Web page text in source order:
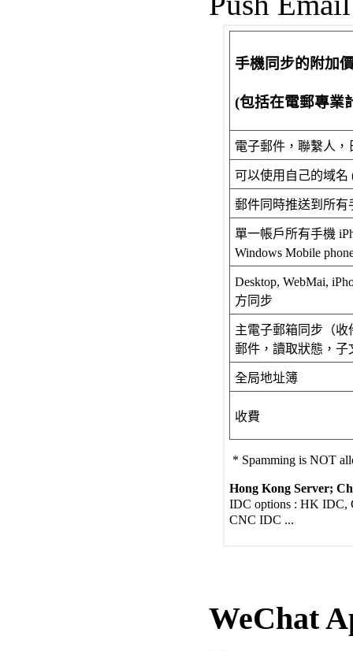
手機同步的附加
(包括在電郵專業
電子郵件，聯繫人，
可以使用自己的域名
郵件同時推送到 所有
單一帳戶所有手機
Windows Mobile
Desktop, WebMai,
方 同步
主電子郵箱同步（收
郵件，讀取狀態，子
全局地址簿
收費
* Spamming is NOT
Hong Kong Server;
IDC options : HK IDC,
CNC IDC ...
WeChat